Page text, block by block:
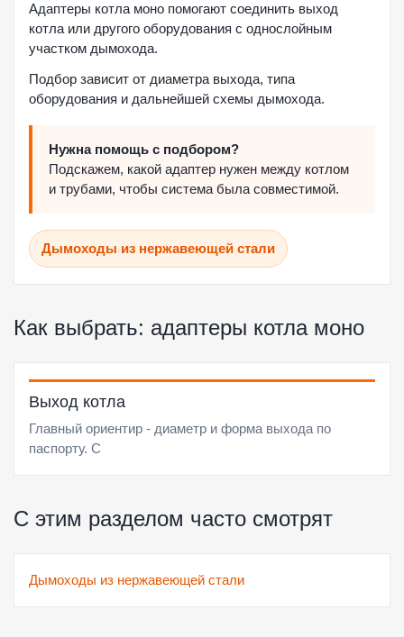
Адаптеры котла моно помогают соединить выход
котла или другого оборудования с однослойным
участком дымохода.
Подбор зависит от диаметра выхода, типа
оборудования и дальнейшей схемы дымохода.
Нужна помощь с подбором?
Подскажем, какой адаптер нужен между котлом
и трубами, чтобы система была совместимой.
Дымоходы из нержавеющей стали
Как выбрать: адаптеры котла моно
Выход котла
Главный ориентир - диаметр и форма выхода по
паспорту. C
С этим разделом часто смотрят
Дымоходы из нержавеющей стали